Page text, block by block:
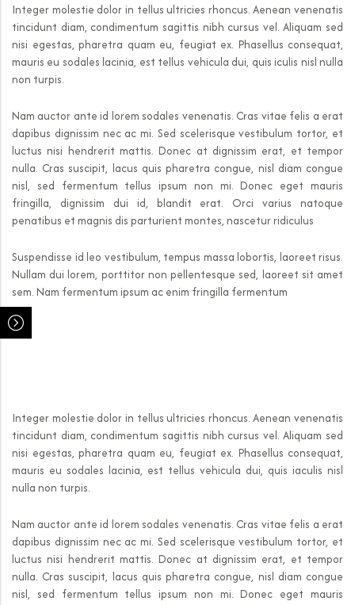
Integer molestie dolor in tellus ultricies rhoncus. Aenean venenatis
tincidunt diam, condimentum sagittis nibh cursus vel. Aliquam sed
nisi egestas, pharetra quam eu, feugiat ex. Phasellus consequat,
mauris eu sodales lacinia, est tellus vehicula dui, quis iculis nisl nulla
non turpis.
Nam auctor ante id lorem sodales venenatis. Cras vitae felis a erat
dapibus dignissim nec ac mi. Sed scelerisque vestibulum tortor, et
luctus nisi hendrerit mattis. Donec at dignissim erat, et tempor
nulla. Cras suscipit, lacus quis pharetra congue, nisl diam congue
nisl, sed fermentum tellus ipsum non mi. Donec eget mauris
fringilla, dignissim dui id, blandit erat. Orci varius natoque
penatibus et magnis dis parturient montes, nascetur ridiculus
Suspendisse id leo vestibulum, tempus massa lobortis, laoreet risus.
Nullam dui lorem, porttitor non pellentesque sed, laoreet sit amet
sem. Nam fermentum ipsum ac enim fringilla fermentum
Integer molestie dolor in tellus ultricies rhoncus. Aenean venenatis
tincidunt diam, condimentum sagittis nibh cursus vel. Aliquam sed
nisi egestas, pharetra quam eu, feugiat ex. Phasellus consequat,
mauris eu sodales lacinia, est tellus vehicula dui, quis iaculis nisl
nulla non turpis.
Nam auctor ante id lorem sodales venenatis. Cras vitae felis a erat
dapibus dignissim nec ac mi. Sed scelerisque vestibulum tortor, et
luctus nisi hendrerit mattis. Donec at dignissim erat, et tempor
nulla. Cras suscipit, lacus quis pharetra congue, nisl diam congue
nisl, sed fermentum tellus ipsum non mi. Donec eget mauris